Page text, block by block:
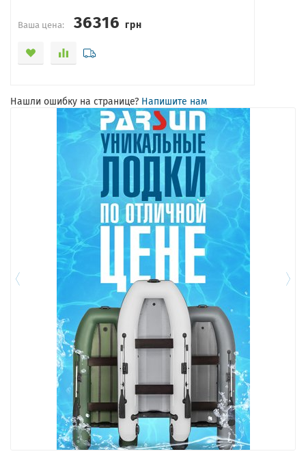
Ваша цена: 36316грн
Нашли ошибку на странице? Напишите нам